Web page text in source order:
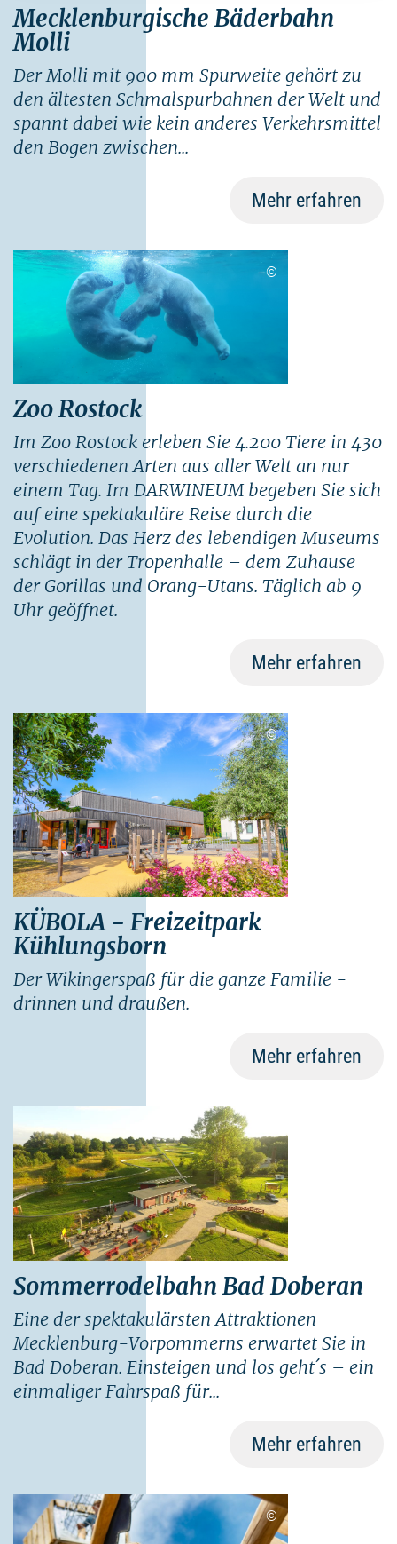
Mecklenburgische Bäderbahn
Molli
Der Molli mit 900 mm Spurweite gehört zu
den ältesten Schmalspurbahnen der Welt und
spannt dabei wie kein anderes Verkehrsmittel
den Bogen zwischen...
Mehr erfahren
©
Zoo Rostock
Im Zoo Rostock erleben Sie 4.200 Tiere in 430
verschiedenen Arten aus aller Welt an nur
einem Tag. Im DARWINEUM begeben Sie sich
auf eine spektakuläre Reise durch die
Evolution. Das Herz des lebendigen Museums
schlägt in der Tropenhalle – dem Zuhause
der Gorillas und Orang-Utans. Täglich ab 9
Uhr geöffnet.
Mehr erfahren
©
KÜBOLA - Freizeitpark
Kühlungsborn
Der Wikingerspaß für die ganze Familie -
drinnen und draußen.
Mehr erfahren
Sommerrodelbahn Bad Doberan
Eine der spektakulärsten Attraktionen
Mecklenburg-Vorpommerns erwartet Sie in
Bad Doberan. Einsteigen und los geht´s – ein
einmaliger Fahrspaß für...
Mehr erfahren
©